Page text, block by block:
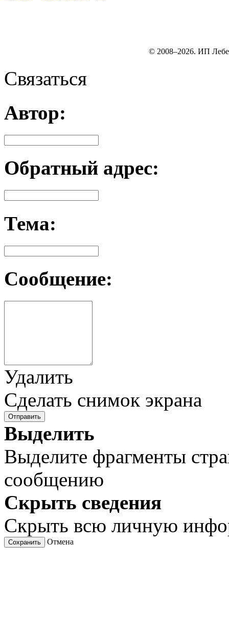
© 2008–2026. ИП
Связаться
Автор:
Обратный адрес:
Тема:
Сообщение:
Удалить
Сделать снимок экрана
Отправить
Выделить
Выделите фрагменты
сообщению
Скрыть сведения
Скрыть всю личную
Сохранить Отмена